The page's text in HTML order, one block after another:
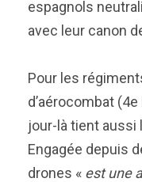
espagnols
avec leur canon
Pour les
d’aérocombat
jour-là tient aussi
Engagée depuis
drones « est une